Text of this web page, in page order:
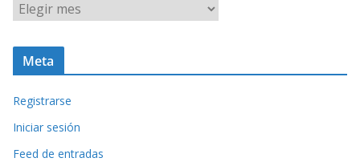
r
c
v
o
s
Meta
Registrarse
Iniciar sesión
Feed de entradas